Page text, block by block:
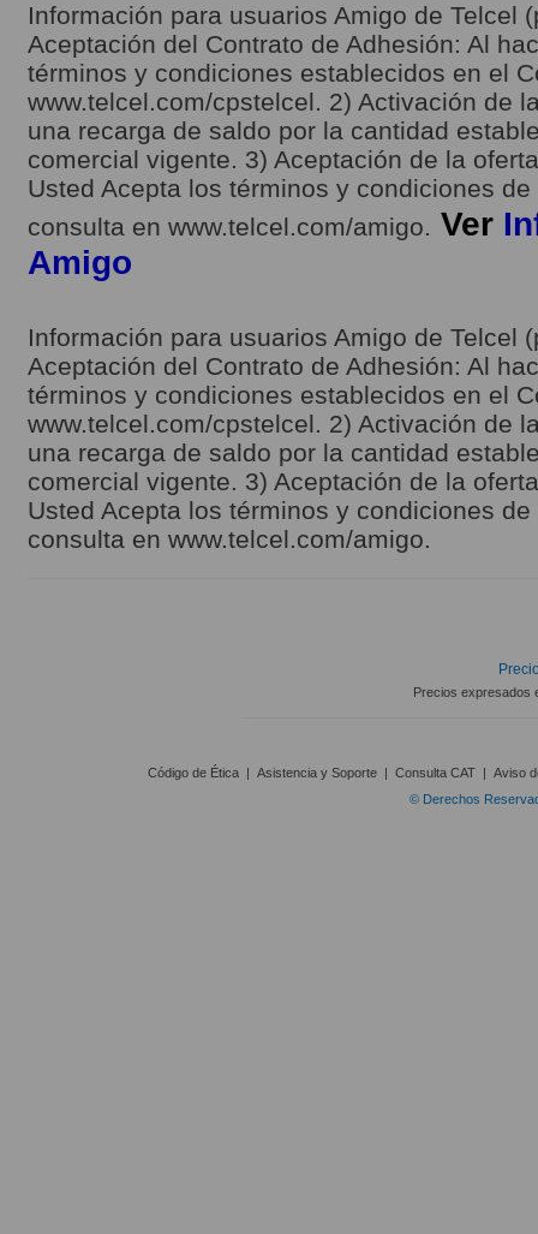
Información para usuarios Amigo de Telcel
Aceptación del Contrato de Adhesión: Al
términos y condiciones establecidos en el
www.telcel.com/cpstelcel. 2) Activación de
una recarga de saldo por la cantidad
comercial vigente. 3) Aceptación de la
Usted Acepta los términos y condiciones
consulta en www.telcel.com/amigo. Ver
Amigo
Información para usuarios Amigo de Telcel
Aceptación del Contrato de Adhesión: Al
términos y condiciones establecidos en el
www.telcel.com/cpstelcel. 2) Activación de
una recarga de saldo por la cantidad
comercial vigente. 3) Aceptación de la
Usted Acepta los términos y condiciones
consulta en www.telcel.com/amigo.
Precios expresados
Código de Ética | Asistencia y Soporte | Consulta CAT | Aviso
© Derechos